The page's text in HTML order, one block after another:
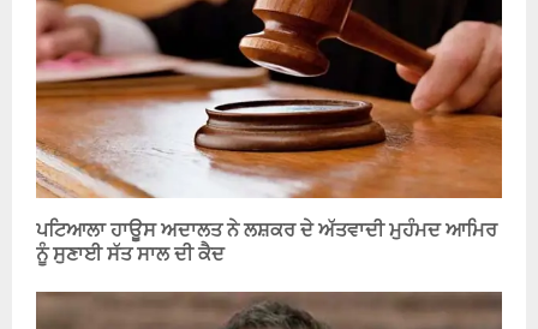
ਪਟਿਆਲਾ ਹਾਊਸ ਅਦਾਲਤ ਨੇ ਲਸ਼ਕਰ ਦੇ ਅੱਤਵਾਦੀ ਮੁਹੰਮਦ ਆਮਿਰ
ਨੂੰ ਸੁਣਾਈ ਸੱਤ ਸਾਲ ਦੀ ਕੈਦ